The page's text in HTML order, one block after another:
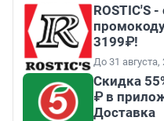
ROSTIC'S
3199₽!
До 31 августа,
Скидка
₽ в
Доставка